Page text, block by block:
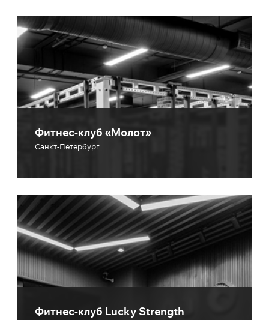
Фитнес-клуб «Молот»
Санкт-Петербург
Фитнес-клуб Lucky Strength